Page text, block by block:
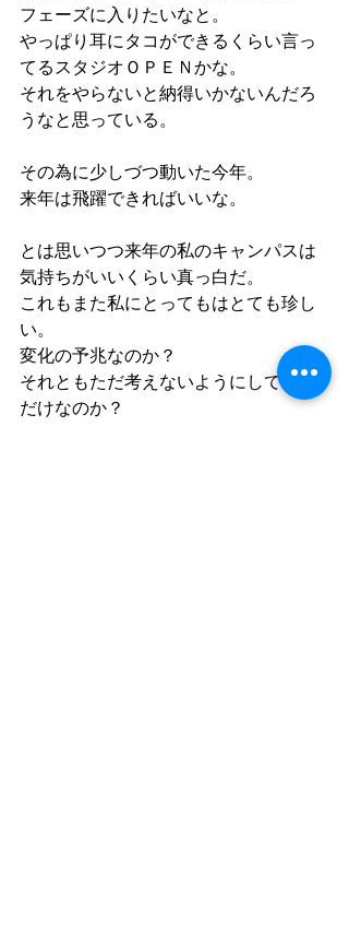
フェーズに入りたいなと。
やっぱり耳にタコができるくらい言っ
てるスタジオＯＰＥＮかな。
それをやらないと納得いかないんだろ
うなと思っている。
その為に少しづつ動いた今年。
来年は飛躍できればいいな。
とは思いつつ来年の私のキャンパスは
気持ちがいいくらい真っ白だ。
これもまた私にとってもはとても珍し
い。
変化の予兆なのか？
それともただ考えないようにしている
だけなのか？